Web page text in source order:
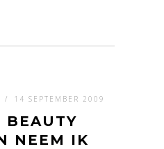
/ 14 SEPTEMBER 2009
BEAUTY
NEEM IK